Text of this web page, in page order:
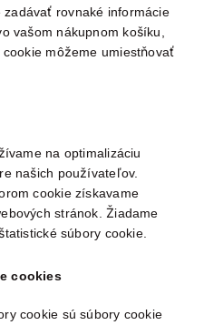
rovnaké informácie
vašom nákupnom košíku,
môžeme umiestňovať
na optimalizáciu
našich používateľov.
cookie získavame
stránok. Žiadame
súbory cookie.
cookies
cookie sú súbory cookie